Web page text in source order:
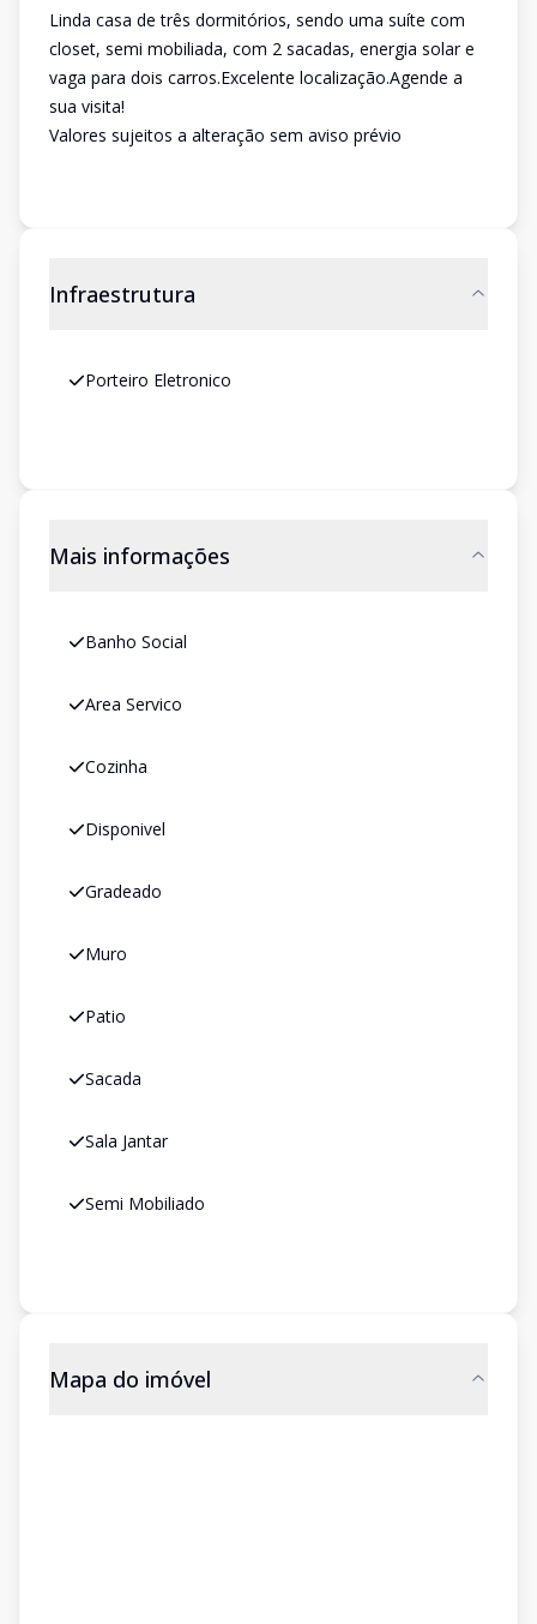
Linda casa de três dormitórios, sendo uma suíte com
closet, semi mobiliada, com 2 sacadas, energia solar e
vaga para dois carros.Excelente localização.Agende a
sua visita!
Valores sujeitos a alteração sem aviso prévio
Infraestrutura
Porteiro Eletronico
Mais informações
Banho Social
Area Servico
Cozinha
Disponivel
Gradeado
Muro
Patio
Sacada
Sala Jantar
Semi Mobiliado
Mapa do imóvel